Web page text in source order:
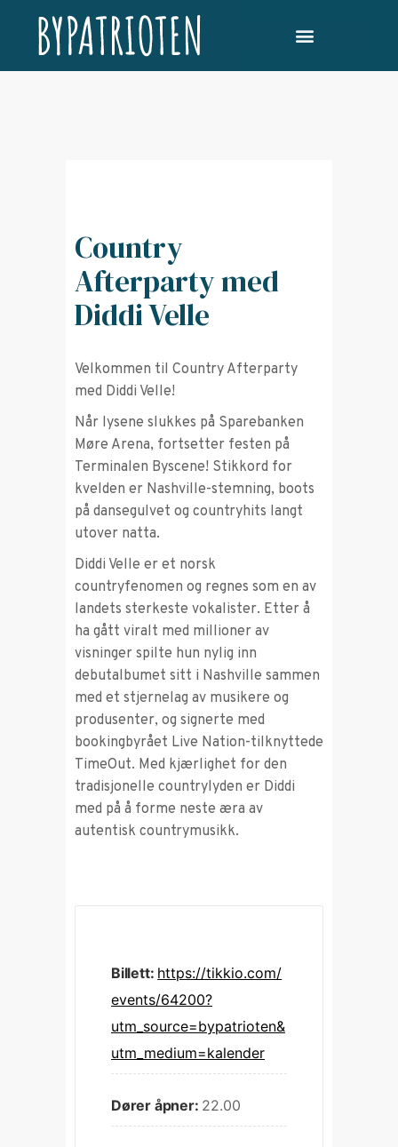
Country
Afterparty med
Diddi Velle
Velkommen til Country Afterparty
med Diddi Velle!
Når lysene slukkes på Sparebanken
Møre Arena, fortsetter festen på
Terminalen Byscene! Stikkord for
kvelden er Nashville-stemning, boots
på dansegulvet og countryhits langt
utover natta.
Diddi Velle er et norsk
countryfenomen og regnes som en av
landets sterkeste vokalister. Etter å
ha gått viralt med millioner av
visninger spilte hun nylig inn
debutalbumet sitt i Nashville sammen
med et stjernelag av musikere og
produsenter, og signerte med
bookingbyrået Live Nation-tilknyttede
TimeOut. Med kjærlighet for den
tradisjonelle countrylyden er Diddi
med på å forme neste æra av
autentisk countrymusikk.
Billett: https://tikkio.com/
events/64200?
utm_source=bypatrioten&
utm_medium=kalender
Dører åpner: 22.00